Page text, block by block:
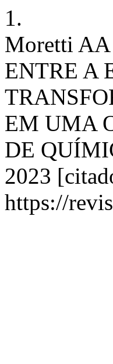
1.
Moretti AA
ENTRE A
EM UMA
DE
2023
https://